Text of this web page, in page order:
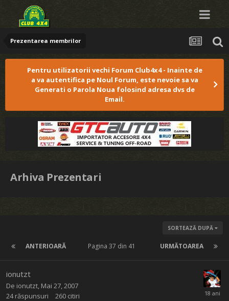
Prezentarea membrilor
Pentru utilizatorii vechi Forum Club4x4 - Inainte de
a va autentifica pe Noul Forum, este nevoie sa va
Generati o Parola Noua folosind adresa dvs de
Email.
Arhiva Prezentari
SORTEAZĂ DUPĂ
ANTERIOARĂ URMĂTOAREA
Pagina 37 din 41
ionutzt
De ionutzt Mai 27, 2007
24 răspunsuri 260 citiri